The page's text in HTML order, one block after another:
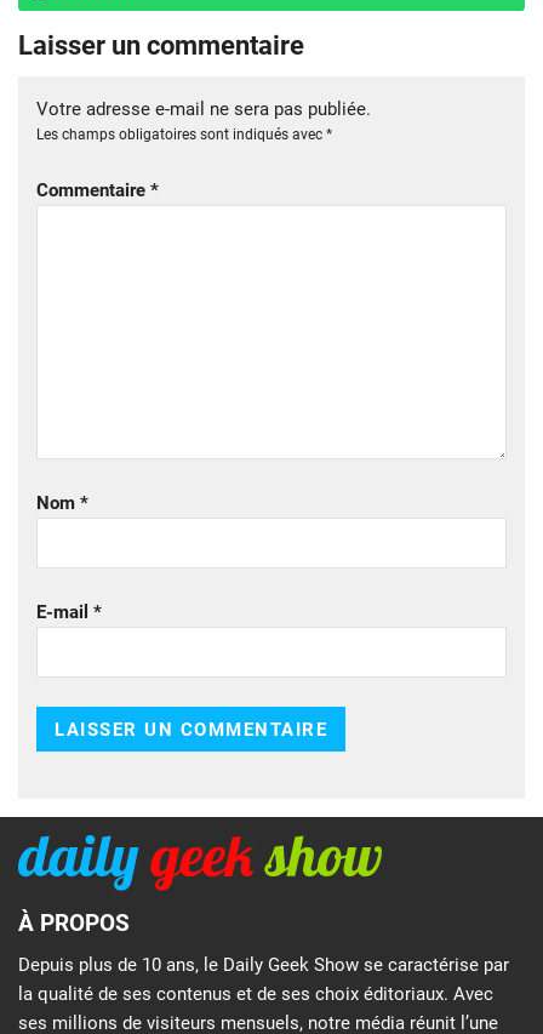
Laisser un commentaire
Votre adresse e-mail ne sera pas publiée.
Les champs obligatoires sont indiqués avec *
Commentaire *
Nom *
E-mail *
À PROPOS
Depuis plus de 10 ans, le Daily Geek Show se caractérise par
la qualité de ses contenus et de ses choix éditoriaux. Avec
ses millions de visiteurs mensuels, notre média réunit l’une